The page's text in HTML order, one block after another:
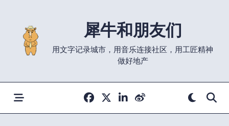
content
犀牛和朋友们
用文字记录城市，用音乐连接社区，用工匠精神
做好地产